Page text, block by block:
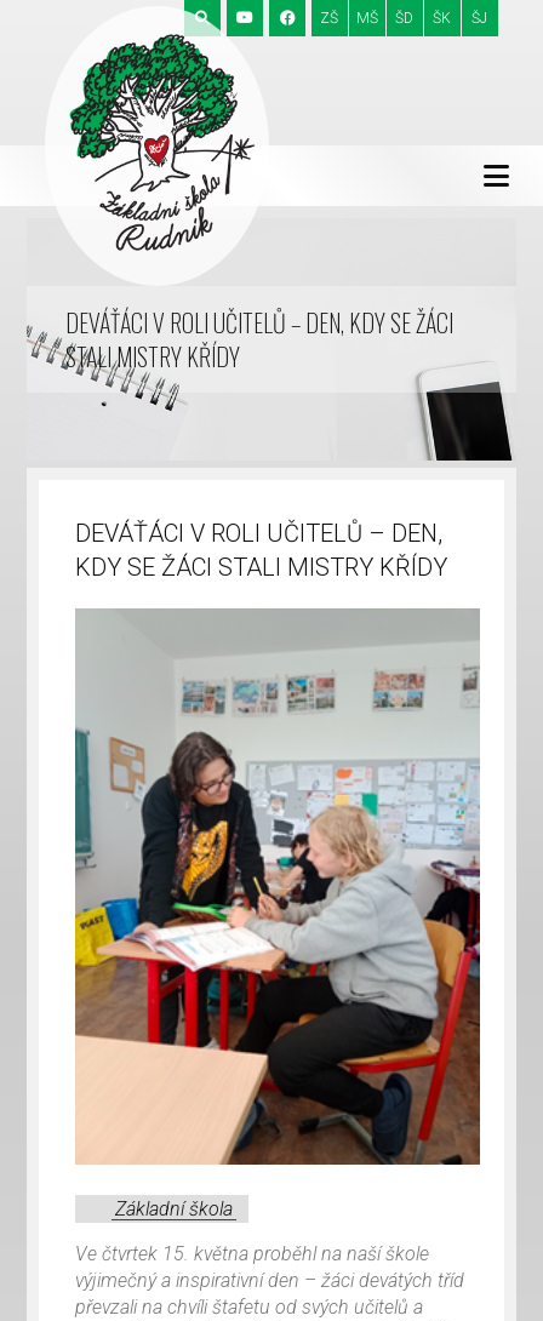
ZŠ MŠ ŠD ŠK ŠJ
DEVÁŤÁCI V ROLI UČITELŮ – DEN, KDY SE ŽÁCI
STALI MISTRY KŘÍDY
DEVÁŤÁCI V ROLI UČITELŮ – DEN,
KDY SE ŽÁCI STALI MISTRY KŘÍDY
Základní škola
Ve čtvrtek 15. května proběhl na naší škole
výjimečný a inspirativní den – žáci devátých tříd
převzali na chvíli štafetu od svých učitelů a